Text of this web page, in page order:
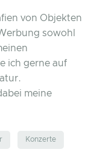
von Objekten
sowohl
ich gerne auf
meine
Konzerte